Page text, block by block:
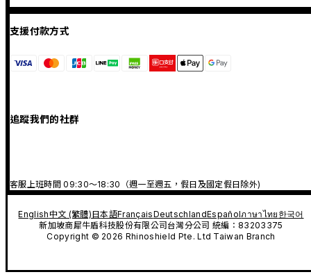
支援付款方式
追蹤我們的社群
客服上班時間 09:30～18:30（週一至週五，假日及國定假日除外)
English中文 (繁體)日本語FrançaisDeutschlandEspañolภาษาไทย 한국어
新加坡商犀牛盾科技股份有限公司台灣分公司 統編：83203375
Copyright © 2026 Rhinoshield Pte. Ltd Taiwan Branch